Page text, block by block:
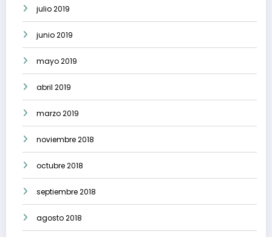
julio 2019
junio 2019
mayo 2019
abril 2019
marzo 2019
noviembre 2018
octubre 2018
septiembre 2018
agosto 2018